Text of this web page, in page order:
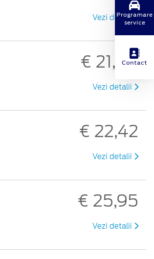
Vezi detalii
€ 21,48
Vezi detalii
€ 22,42
Vezi detalii
€ 25,95
Vezi detalii
Programare
service
Contact